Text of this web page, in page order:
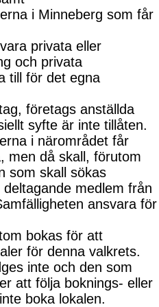
i Minneberg som får
privata eller
och privata
till för det egna
företags anställda
syfte är inte tillåten.
i närområdet får
men då skall, förutom
som skall sökas
medlem från
ansvara för
bokas för att
för denna valkrets.
inte och den som
att följa boknings- eller
boka lokalen.